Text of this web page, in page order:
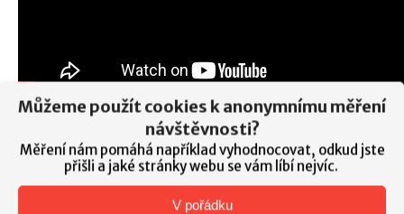
Můžeme použít cookies k anonymnímu měření
návštěvnosti?
Měření nám pomáhá například vyhodnocovat, odkud jste
přišli a jaké stránky webu se vám líbí nejvíc.
V pořádku
Reference našich klientů
Na odškodnění po dopravní nehodě se specializujeme již
řadu let. Recenze našich klientů naleznete veřejně na
internetu, kdy postačí kliknoutZDE